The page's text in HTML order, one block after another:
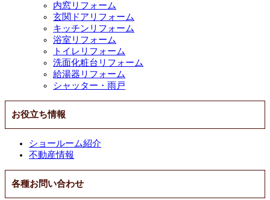
内窓リフォーム
玄関ドアリフォーム
キッチンリフォーム
浴室リフォーム
トイレリフォーム
洗面化粧台リフォーム
給湯器リフォーム
シャッター・雨戸
お役立ち情報
ショールーム紹介
不動産情報
各種お問い合わせ